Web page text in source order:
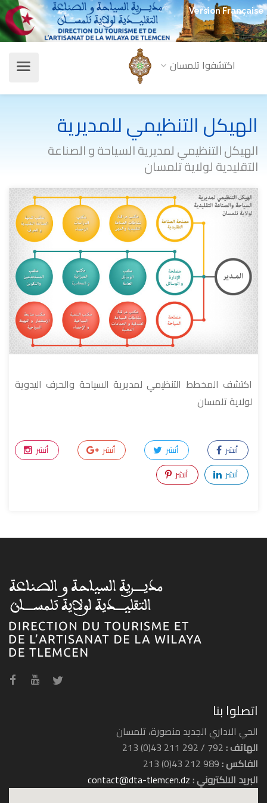
Version Française
اكتشفوا تلمسان
الهيكل التنظيمي للمديرية
الهيكل التنظيمي لمديرية السياحة و الصناعة
التقليدية لولاية تلمسان
اكتشف المخطط التنظيمي لمديرية السياحة والحرف اليدوية
لولاية تلمسان
أنشر أنشر أنشر
أنشر
أنشر
أنشر
اتصلوا بنا
الحي الاداري الجديد منصورة، تلمسان
الهاتف :792 / 292 211 43(0) 213
الفاكس :989 212 43(0) 213
البريد الالكتروني :contact@dta-tlemcen.dz